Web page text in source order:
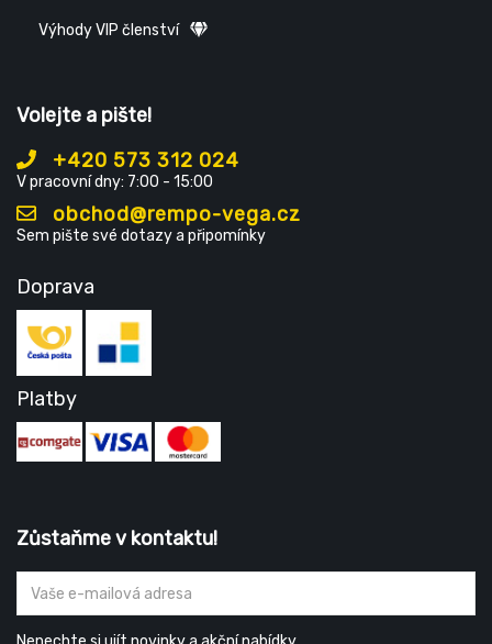
Výhody VIP členství
Volejte a pište!
+420 573 312 024
V pracovní dny: 7:00 - 15:00
obchod@rempo-vega.cz
Sem pište své dotazy a připomínky
Doprava
Platby
Zůstaňme v kontaktu!